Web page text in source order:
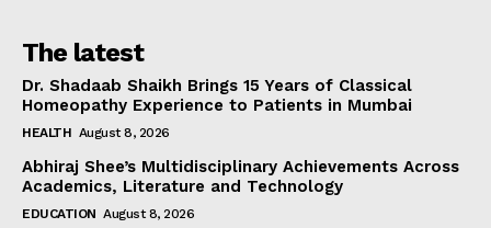
The latest
Dr. Shadaab Shaikh Brings 15 Years of Classical
Homeopathy Experience to Patients in Mumbai
HEALTH August 8, 2026
Abhiraj Shee’s Multidisciplinary Achievements Across
Academics, Literature and Technology
EDUCATION August 8, 2026